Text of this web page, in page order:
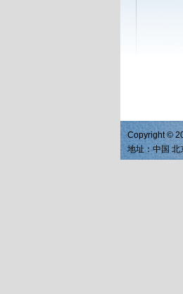
Copyright ©
地址：中国